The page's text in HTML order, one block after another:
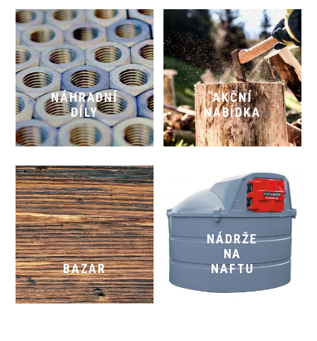
NÁHRADNÍ
DÍLY
AKČNÍ
NABÍDKA
BAZAR
NÁDRŽE
NA
NAFTU